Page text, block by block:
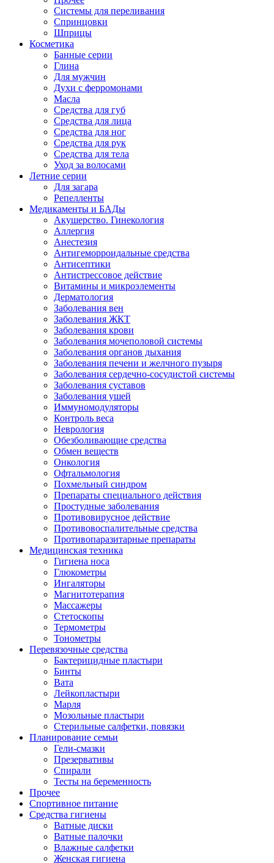
Системы для переливания
Спринцовки
Шприцы
Косметика
Банные серии
Глина
Для мужчин
Духи с ферромонами
Масла
Средства для губ
Средства для лица
Средства для ног
Средства для рук
Средства для тела
Уход за волосами
Летние серии
Для загара
Репелленты
Медикаменты и БАДы
Акушерство. Гинекология
Аллергия
Анестезия
Антигеморроидальные средства
Антисептики
Антистрессовое действие
Витамины и микроэлементы
Дерматология
Заболевания вен
Заболевания ЖКТ
Заболевания крови
Заболевания мочеполовой системы
Заболевания органов дыхания
Заболевания печени и желчного пузыря
Заболевания сердечно-сосудистой системы
Заболевания суставов
Заболевания ушей
Иммуномодуляторы
Контроль веса
Неврология
Обезболивающие средства
Обмен веществ
Онкология
Офтальмология
Похмельный синдром
Препараты специального действия
Простудные заболевания
Противовирусное действие
Противовоспалительные средства
Противопаразитарные препараты
Медицинская техника
Гигиена носа
Глюкометры
Ингаляторы
Магнитотерапия
Массажеры
Стетоскопы
Термометры
Тонометры
Перевязочные средства
Бактерицидные пластыри
Бинты
Вата
Лейкопластыри
Марля
Мозольные пластыри
Стерильные салфетки, повязки
Планирование семьи
Гели-смазки
Презервативы
Спирали
Тесты на беременность
Прочее
Спортивное питание
Средства гигиены
Ватные диски
Ватные палочки
Влажные салфетки
Женская гигиена